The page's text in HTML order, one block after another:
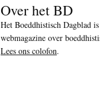
Over het BD
Het Boeddhistisch Dagblad
webmagazine over
Lees ons colofon.